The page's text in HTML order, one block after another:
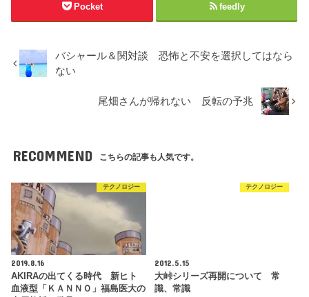
Pocket feedly
バシャール＆関対談 恐怖と不安を選択してはなら
ない
尾畑さんが帰れない 反転の予兆
RECOMMEND こちらの記事も人気です。
テクノロジー
2019.8.16
AKIRAの出てくる時代 新ヒト
血液型「ＫＡＮＮＯ」福島医大の
テクノロジー
2012.5.15
大峠シリーズ再開について 常
識、常識